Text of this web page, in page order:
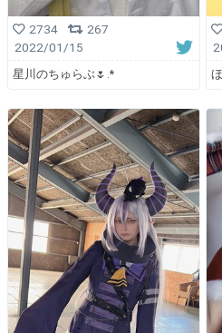
2734
267
2022/01/15
星川のちゅらぶ🌷.*